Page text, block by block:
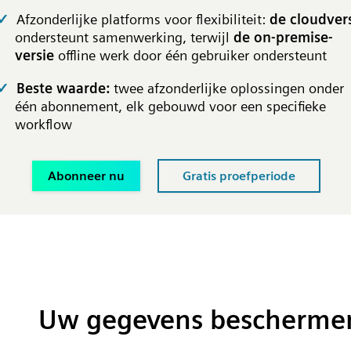
Afzonderlijke platforms voor flexibiliteit: de
ondersteunt samenwerking, terwijl de on-premise-
versie offline werk door één gebruiker ondersteunt
Beste waarde:twee afzonderlijke oplossingen onder
één abonnement, elk gebouwd voor een specifieke
workflow
Abonneer nu Gratis proefperiode
Uw gegevens